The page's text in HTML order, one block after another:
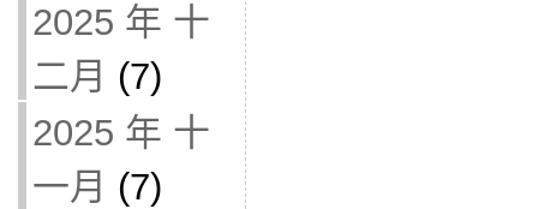
2025 年 十
二月 (7)
2025 年 十
一月 (7)